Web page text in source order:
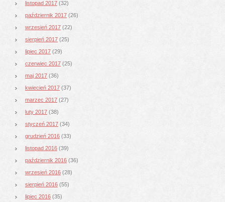
listopad 2017 (32)
październik 2017 (26)
wrzesień 2017 (22)
sierpień 2017 (25)
lipiec 2017 (29)
czerwiec 2017 (25)
maj 2017 (36)
kwiecień 2017 (37)
marzec 2017 (27)
luty 2017 (38)
styczeń 2017 (34)
grudzień 2016 (33)
listopad 2016 (39)
październik 2016 (36)
wrzesień 2016 (28)
sierpień 2016 (55)
lipiec 2016 (35)